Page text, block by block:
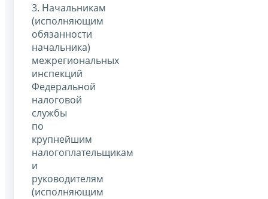
3. Начальникам
(исполняющим
обязанности
начальника)
межрегиональных
инспекций
Федеральной
налоговой
службы
по
крупнейшим
налогоплательщикам
и
руководителям
(исполняющим